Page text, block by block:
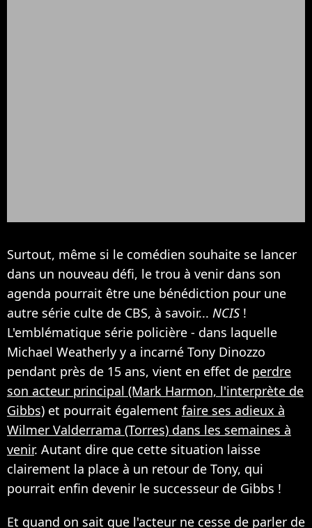
Surtout, même si le comédien souhaite se lancer
dans un nouveau défi, le trou à venir dans son
agenda pourrait être une bénédiction pour une
autre série culte de CBS, à savoir... NCIS!
L'emblématique série policière - dans laquelle
Michael Weatherly y a incarné Tony Dinozzo
pendant près de 15 ans, vient en effet de perdre
son acteur principal (Mark Harmon, l'interprète de
Gibbs) et pourrait également faire ses adieux à
Wilmer Valderrama (Torres) dans les semaines à
venir. Autant dire que cette situation laisse
clairement la place à un retour de Tony, qui
pourrait enfin devenir le successeur de Gibbs !
Et quand on sait que l'acteur ne cesse de parler de